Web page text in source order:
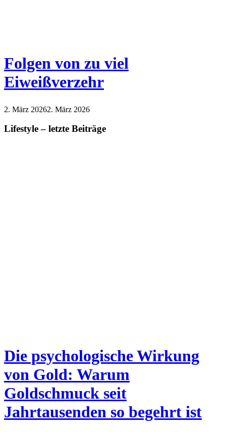
Folgen von zu viel
Eiweißverzehr
2. März 20262. März 2026
Lifestyle – letzte Beiträge
Die psychologische Wirkung
von Gold: Warum
Goldschmuck seit
Jahrtausenden so begehrt ist